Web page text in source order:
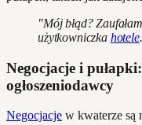
"Mój błąd?
użytkowniczka hotele.
Negocjacje i
ogłoszeniodawcy
Negocjacje w kwaterze są